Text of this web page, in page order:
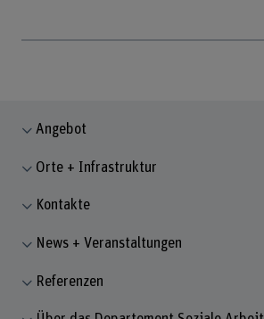
Angebot
Orte + Infrastruktur
Kontakte
News + Veranstaltungen
Referenzen